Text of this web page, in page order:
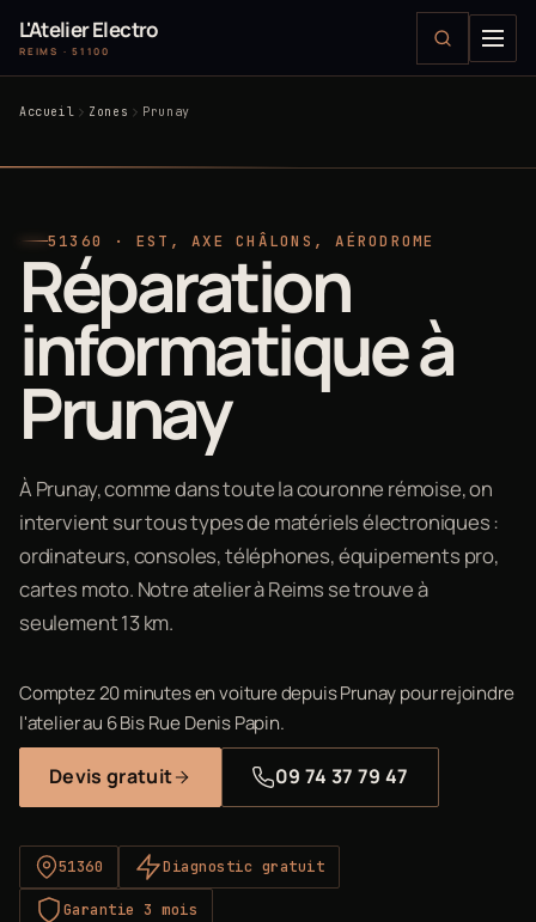
L'Atelier Electro
REIMS · 51100
Accueil Zones Prunay
51360 · EST, AXE CHÂLONS, AÉRODROME
Réparation
informatique à
Prunay
À Prunay, comme dans toute la couronne rémoise, on
intervient sur tous types de matériels électroniques :
ordinateurs, consoles, téléphones, équipements pro,
cartes moto. Notre atelier à Reims se trouve à
seulement 13 km.
Comptez 20 minutes en voiture depuis Prunay pour rejoindre
l'atelier au 6 Bis Rue Denis Papin.
Devis gratuit 09 74 37 79 47
51360 Diagnostic gratuit
Garantie 3 mois